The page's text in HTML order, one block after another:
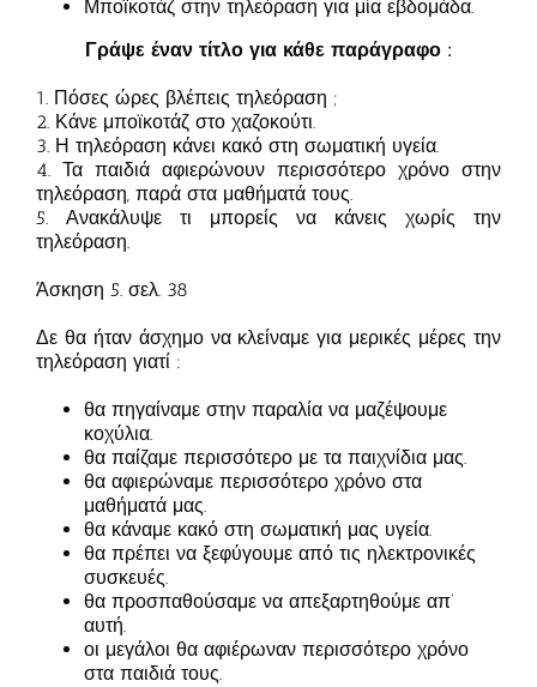
Μποϊκοτάζ στην τηλεόραση για μία εβδομάδα.
Γράψε έναν τίτλο για κάθε παράγραφο :
1. Πόσες ώρες βλέπεις τηλεόραση ;
2. Κάνε μποϊκοτάζ στο χαζοκούτι.
3. Η τηλεόραση κάνει κακό στη σωματική υγεία.
4. Τα παιδιά αφιερώνουν περισσότερο χρόνο στην
τηλεόραση, παρά στα μαθήματά τους.
5. Ανακάλυψε τι μπορείς να κάνεις χωρίς την
τηλεόραση.
Άσκηση 5. σελ. 38
Δε θα ήταν άσχημο να κλείναμε για μερικές μέρες την
τηλεόραση γιατί :
θα πηγαίναμε στην παραλία να μαζέψουμε
κοχύλια.
θα παίζαμε περισσότερο με τα παιχνίδια μας.
θα αφιερώναμε περισσότερο χρόνο στα
μαθήματά μας.
θα κάναμε κακό στη σωματική μας υγεία.
θα πρέπει να ξεφύγουμε από τις ηλεκτρονικές
συσκευές.
θα προσπαθούσαμε να απεξαρτηθούμε απ’
αυτή.
οι μεγάλοι θα αφιέρωναν περισσότερο χρόνο
στα παιδιά τους.